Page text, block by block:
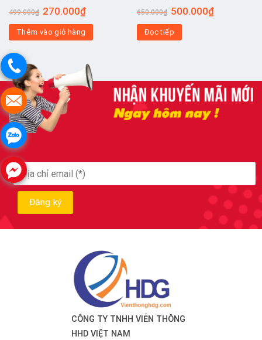
499.000₫ Giá
gốc
là:
499.000₫.
270.000₫Giá
tại
270.000₫.
Thêm vào giỏ hàng
650.000₫ Giá
gốc
là:
650.000₫.
500.000₫Giá
Đọc tiếp
CÔNG TY TNHH VIỄN THÔNG
HHD VIỆT NAM